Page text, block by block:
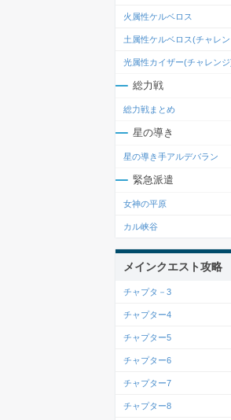
火属性ケルベロス
土属性ケルベロス(チャレ
光属性カイザー(チャレンジ
総力戦
総力戦まとめ
星の導き
星の導き手アルデバラン
緊急派遣
女神の平原
カル峡谷
メインクエスト攻略
チャプタ－3
チャプター4
チャプター5
チャプター6
チャプター7
チャプター8